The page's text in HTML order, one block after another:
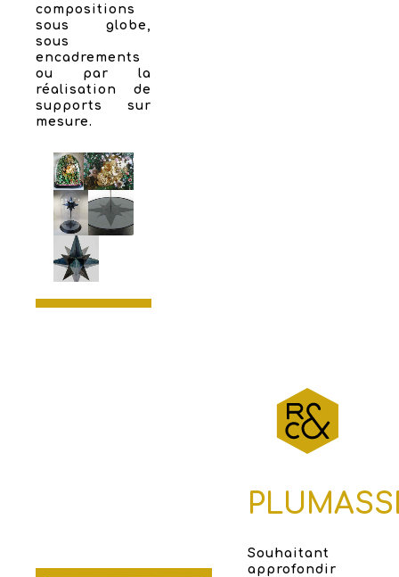
compositions
sous globe,
sous
encadrements
ou par la
réalisation de
supports sur
mesure.
Souhaitant
approfondir